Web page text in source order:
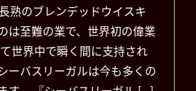
熟のブレンデッドウイスキ
は至難の業で、世界初の偉業
世界中で瞬く間に支持され
ーバスリーガルは今も多くの